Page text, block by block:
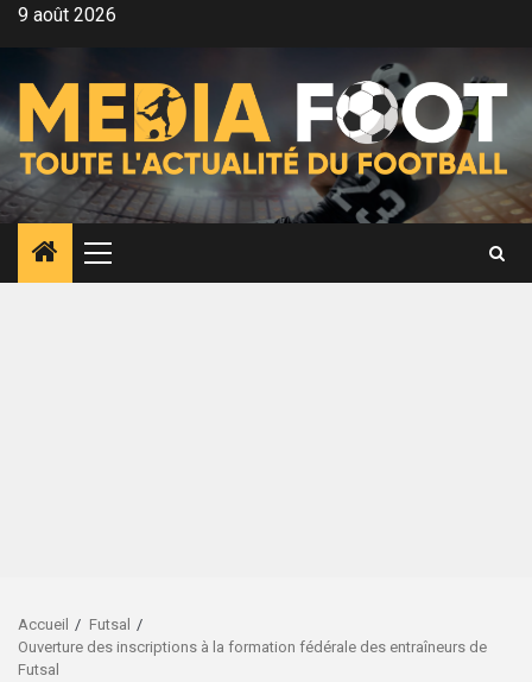
Aller9 août 2026
Menu
principal
Accueil
Futsal
Ouverture des inscriptions à la formation fédérale des entraîneurs de
Futsal